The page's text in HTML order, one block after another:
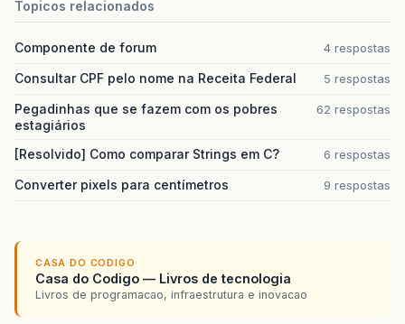
Topicos relacionados
Componente de forum 4 respostas
Consultar CPF pelo nome na Receita Federal 5 respostas
Pegadinhas que se fazem com os pobres
estagiários
62 respostas
[Resolvido] Como comparar Strings em C? 6 respostas
Converter pixels para centímetros 9 respostas
CASA DO CODIGO
Casa do Codigo — Livros de tecnologia
Livros de programacao, infraestrutura e inovacao